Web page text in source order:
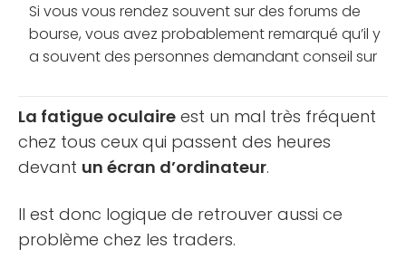
Si vous vous rendez souvent sur des forums de
bourse, vous avez probablement remarqué qu’il y
a souvent des personnes demandant conseil sur
La fatigue oculaire est un mal très fréquent
chez tous ceux qui passent des heures
devant un écran d’ordinateur.
Il est donc logique de retrouver aussi ce
problème chez les traders.